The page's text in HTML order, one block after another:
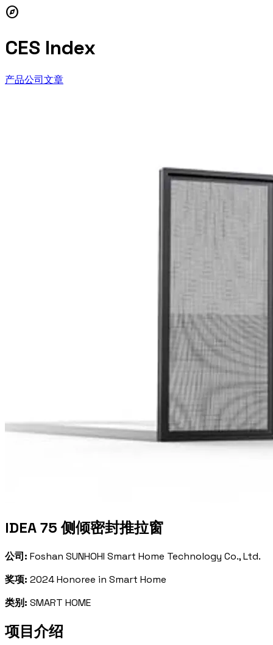
explore
CES Index
产品公司文章
IDEA 75 侧倾密封推拉窗
公司: Foshan SUNHOHI Smart Home Technology Co., Ltd.
奖项: 2024 Honoree in Smart Home
类别: SMART HOME
项目介绍